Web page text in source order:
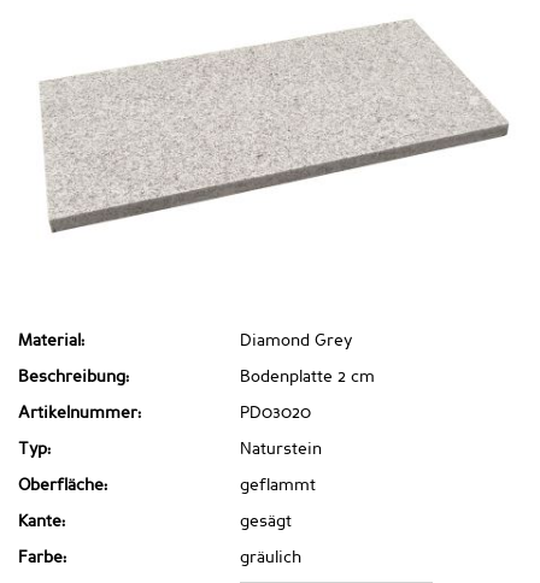
Material: Diamond Grey
Beschreibung: Bodenplatte 2 cm
Artikelnummer: PD03020
Typ: Naturstein
Oberfläche: geflammt
Kante: gesägt
Farbe: gräulich